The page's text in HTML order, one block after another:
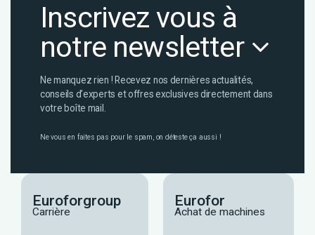
Inscrivez vous à
notre newsletter
Ne manquez rien ! Recevez nos dernières actualités,
conseils d’experts et offres exclusives directement dans
votre boîte mail.
Ne vous en faites pas pour le spam, on déteste ça aussi !
Euroforgroup
Carrière
Eurofor
Achat de machines